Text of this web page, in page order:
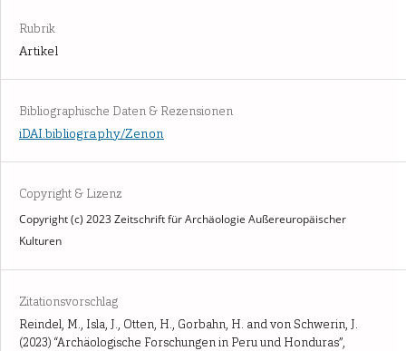
Rubrik
Artikel
Bibliographische Daten & Rezensionen
iDAI.bibliography/Zenon
Copyright & Lizenz
Copyright (c) 2023 Zeitschrift für Archäologie Außereuropäischer
Kulturen
Zitationsvorschlag
Reindel, M., Isla, J., Otten, H., Gorbahn, H. and von Schwerin, J.
(2023) “Archäologische Forschungen in Peru und Honduras”,